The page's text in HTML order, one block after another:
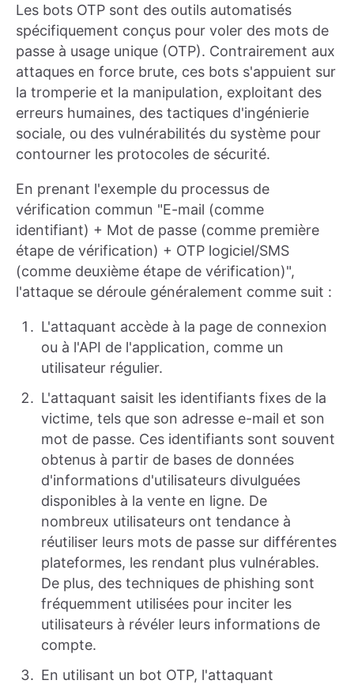
Les bots OTP sont des outils automatisés
spécifiquement conçus pour voler des mots de
passe à usage unique (OTP). Contrairement aux
attaques en force brute, ces bots s'appuient sur
la tromperie et la manipulation, exploitant des
erreurs humaines, des tactiques d'ingénierie
sociale, ou des vulnérabilités du système pour
contourner les protocoles de sécurité.
En prenant l'exemple du processus de
vérification commun "E-mail (comme
identifiant) + Mot de passe (comme première
étape de vérification) + OTP logiciel/SMS
(comme deuxième étape de vérification)",
l'attaque se déroule généralement comme suit :
L'attaquant accède à la page de connexion
ou à l'API de l'application, comme un
utilisateur régulier.
L'attaquant saisit les identifiants fixes de la
victime, tels que son adresse e-mail et son
mot de passe. Ces identifiants sont souvent
obtenus à partir de bases de données
d'informations d'utilisateurs divulguées
disponibles à la vente en ligne. De
nombreux utilisateurs ont tendance à
réutiliser leurs mots de passe sur différentes
plateformes, les rendant plus vulnérables.
De plus, des techniques de phishing sont
fréquemment utilisées pour inciter les
utilisateurs à révéler leurs informations de
compte.
En utilisant un bot OTP, l'attaquant